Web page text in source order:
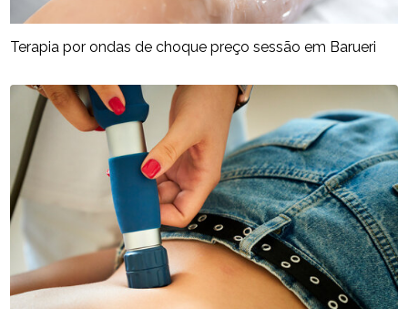
Terapia por ondas de choque preço sessão em Barueri